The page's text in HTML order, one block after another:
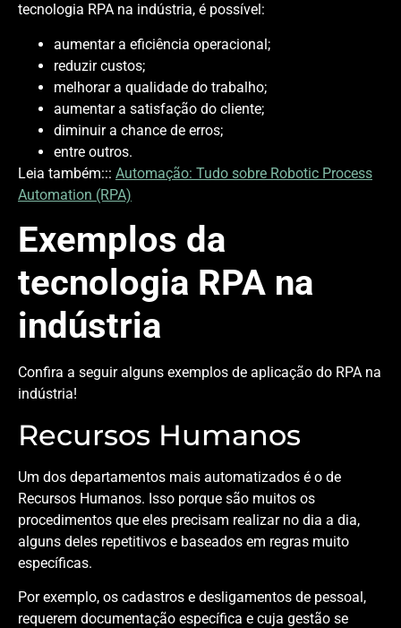
tecnologia RPA na indústria, é possível:
aumentar a eficiência operacional;
reduzir custos;
melhorar a qualidade do trabalho;
aumentar a satisfação do cliente;
diminuir a chance de erros;
entre outros.
Leia também::: Automação: Tudo sobre Robotic Process
Automation (RPA)
Exemplos da
tecnologia RPA na
indústria
Confira a seguir alguns exemplos de aplicação do RPA na
indústria!
Recursos Humanos
Um dos departamentos mais automatizados é o de
Recursos Humanos. Isso porque são muitos os
procedimentos que eles precisam realizar no dia a dia,
alguns deles repetitivos e baseados em regras muito
específicas.
Por exemplo, os cadastros e desligamentos de pessoal,
requerem documentação específica e cuja gestão se